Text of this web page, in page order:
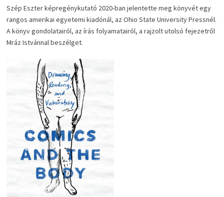
Szép Eszter képregénykutató 2020-ban jelentette meg könyvét egy
rangos amerikai egyetemi kiadónál, az Ohio State University Pressnél.
A könyv gondolatairól, az írás folyamatairól, a rajzolt utolsó fejezetről
Mráz Istvánnal beszélget.